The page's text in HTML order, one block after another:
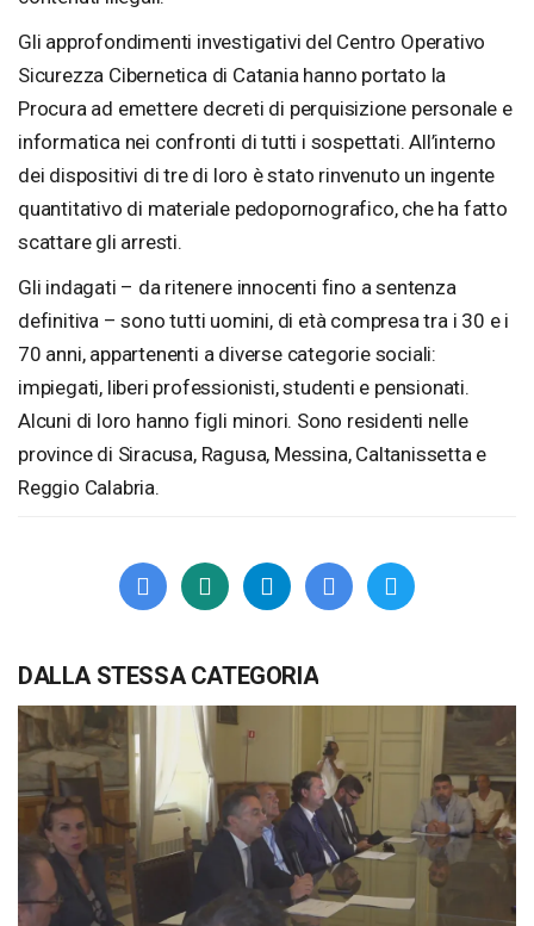
Gli approfondimenti investigativi del Centro Operativo
Sicurezza Cibernetica di Catania hanno portato la
Procura ad emettere decreti di perquisizione personale e
informatica nei confronti di tutti i sospettati. All’interno
dei dispositivi di tre di loro è stato rinvenuto un ingente
quantitativo di materiale pedopornografico, che ha fatto
scattare gli arresti.
Gli indagati – da ritenere innocenti fino a sentenza
definitiva – sono tutti uomini, di età compresa tra i 30 e i
70 anni, appartenenti a diverse categorie sociali:
impiegati, liberi professionisti, studenti e pensionati.
Alcuni di loro hanno figli minori. Sono residenti nelle
province di Siracusa, Ragusa, Messina, Caltanissetta e
Reggio Calabria.
DALLA STESSA CATEGORIA